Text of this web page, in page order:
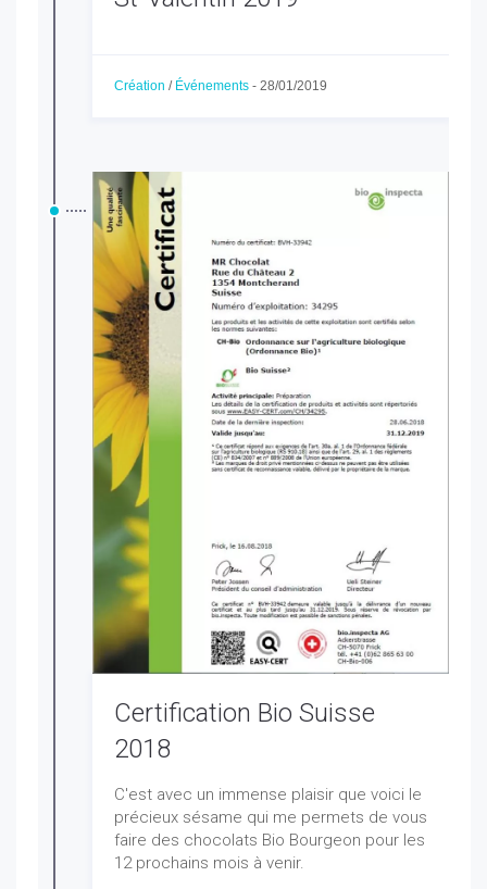
Création / Événements - 28/01/2019
Certification Bio Suisse
2018
C'est avec un immense plaisir que voici le
précieux sésame qui me permets de vous
faire des chocolats Bio Bourgeon pour les
12 prochains mois à venir.